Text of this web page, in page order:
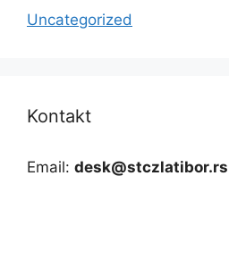
Uncategorized
Kontakt
Email: desk@stczlatibor.rs